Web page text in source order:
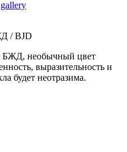
/ BJD
БЖД, необычный цвет
выразительность и
будет неотразима.